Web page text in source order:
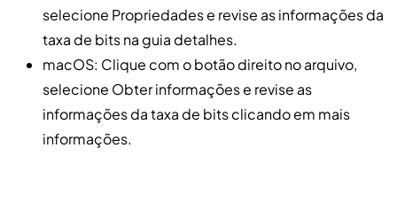
selecione Propriedades e revise as informações da
taxa de bits na guia detalhes.
macOS: Clique com o botão direito no arquivo,
selecione Obter informações e revise as
informações da taxa de bits clicando em mais
informações.